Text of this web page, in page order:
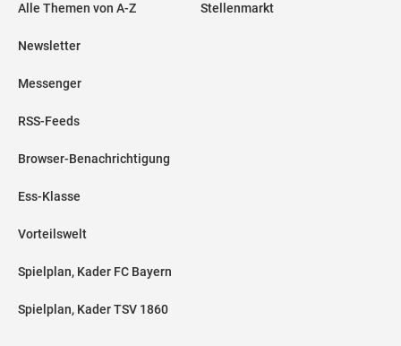
Alle Themen von A-Z
Newsletter
Messenger
RSS-Feeds
Browser-Benachrichtigung
Ess-Klasse
Vorteilswelt
Spielplan, Kader FC Bayern
Spielplan, Kader TSV 1860
Stellenmarkt